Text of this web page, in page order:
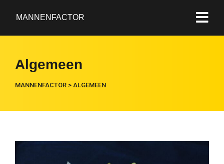
MANNENFACTOR
Algemeen
MANNENFACTOR > ALGEMEEN